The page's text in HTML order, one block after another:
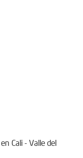
Cali - Valle del